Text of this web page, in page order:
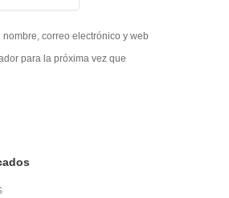
nombre, correo electrónico y web
para la próxima vez que